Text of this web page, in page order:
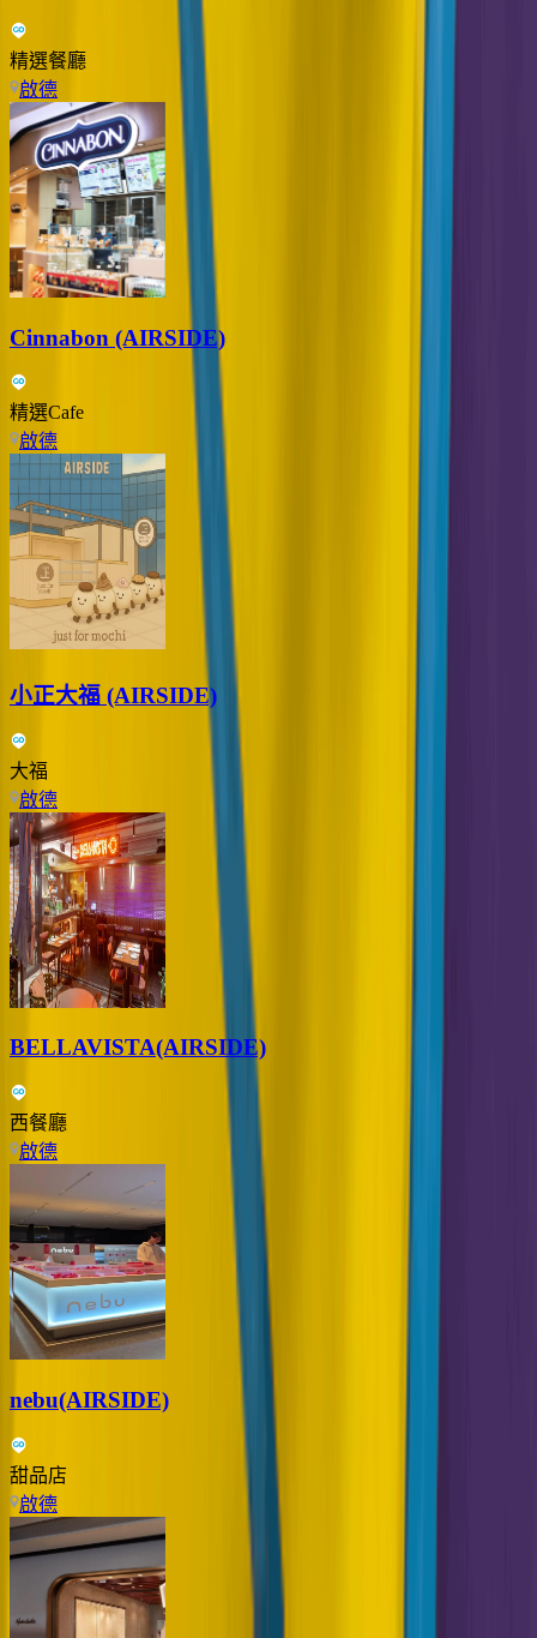
精選餐廳
啟德
Cinnabon (AIRSIDE)
精選Cafe
啟德
小正大福 (AIRSIDE)
大福
啟德
BELLAVISTA(AIRSIDE)
西餐廳
啟德
nebu(AIRSIDE)
甜品店
啟德